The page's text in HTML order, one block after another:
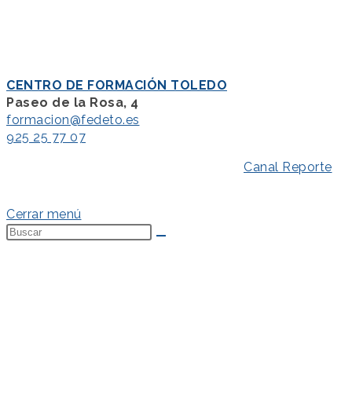
CENTRO DE FORMACIÓN TOLEDO
Paseo de la Rosa, 4
formacion@fedeto.es
925 25 77 07
Canal Reporte
Cerrar menú